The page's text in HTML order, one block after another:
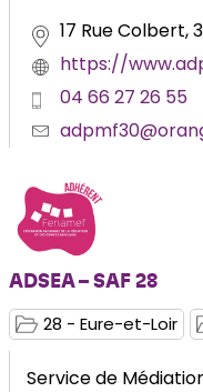
17 Rue Colbert,
https://
04 66 27 26 55
ADSEA – SAF 28
28 - Eure-et-Loir
Service de